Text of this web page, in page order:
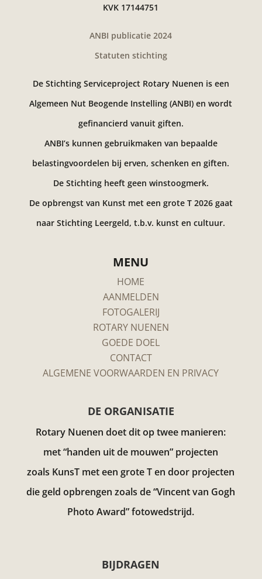
KVK 17144751
ANBI publicatie 2024
Statuten stichting
De Stichting Serviceproject Rotary Nuenen is een
Algemeen Nut Beogende Instelling (ANBI) en wordt
gefinancierd vanuit giften.
ANBI’s kunnen gebruikmaken van bepaalde
belastingvoordelen bij erven, schenken en giften.
De Stichting heeft geen winstoogmerk.
De opbrengst van Kunst met een grote T 2026 gaat
naar Stichting Leergeld, t.b.v. kunst en cultuur.
MENU
HOME
AANMELDEN
FOTOGALERIJ
ROTARY NUENEN
GOEDE DOEL
CONTACT
ALGEMENE VOORWAARDEN EN PRIVACY
DE ORGANISATIE
Rotary Nuenen doet dit op twee manieren:
met “handen uit de mouwen” projecten
zoals KunsT met een grote T en door projecten
die geld opbrengen zoals de “Vincent van Gogh
Photo Award” fotowedstrijd.
BIJDRAGEN